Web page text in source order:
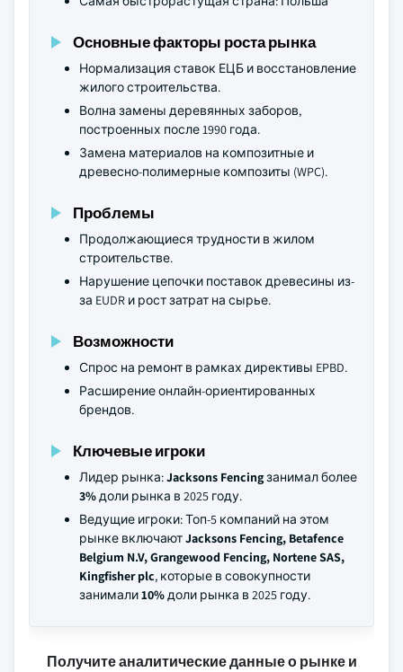
Основные факторы роста рынка
Нормализация ставок ЕЦБ и восстановление
жилого строительства.
Волна замены деревянных заборов,
построенных после 1990 года.
Замена материалов на композитные и
древесно-полимерные композиты (WPC).
Проблемы
Продолжающиеся трудности в жилом
строительстве.
Нарушение цепочки поставок древесины из-
за EUDR и рост затрат на сырье.
Возможности
Спрос на ремонт в рамках директивы EPBD.
Расширение онлайн-ориентированных
брендов.
Ключевые игроки
Лидер рынка:Jacksons Fencingзанимал более
3%доли рынка в 2025 году.
Ведущие игроки: Топ-5 компаний на этом
рынке включаютJacksons Fencing, Betafence
Belgium N.V, Grangewood Fencing, Nortene SAS,
Kingfisher plc, которые в совокупности
занимали10%доли рынка в 2025 году.
Получите аналитические данные о рынке и